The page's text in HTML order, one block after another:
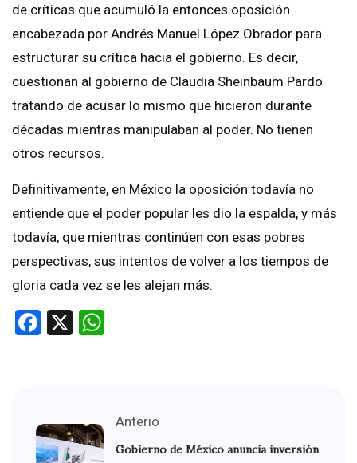
de críticas que acumuló la entonces oposición
encabezada por Andrés Manuel López Obrador para
estructurar su crítica hacia el gobierno. Es decir,
cuestionan al gobierno de Claudia Sheinbaum Pardo
tratando de acusar lo mismo que hicieron durante
décadas mientras manipulaban al poder. No tienen
otros recursos.
Definitivamente, en México la oposición todavía no
entiende que el poder popular les dio la espalda, y más
todavía, que mientras continúen con esas pobres
perspectivas, sus intentos de volver a los tiempos de
gloria cada vez se les alejan más.
Facebook
X
Anterio
Gobierno de México anuncia inversión